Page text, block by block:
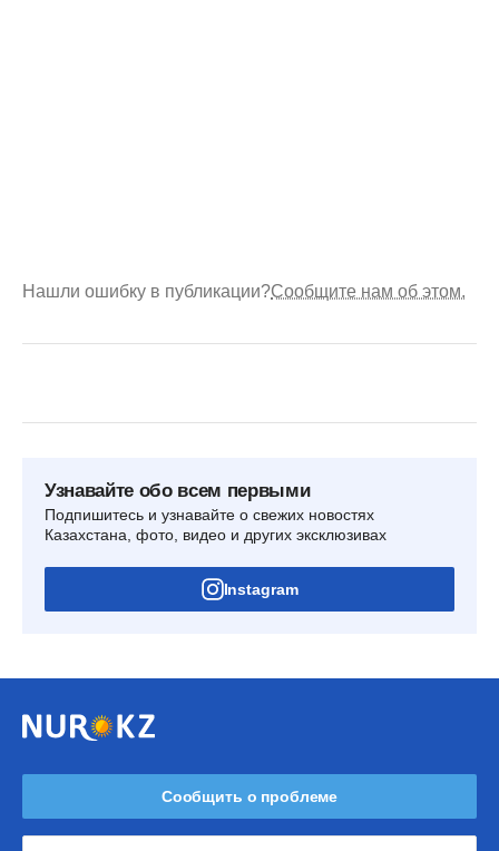
Нашли ошибку в публикации?Сообщите нам об этом.
Узнавайте обо всем первыми
Подпишитесь и узнавайте о свежих новостях
Казахстана, фото, видео и других эксклюзивах
Instagram
Сообщить о проблеме